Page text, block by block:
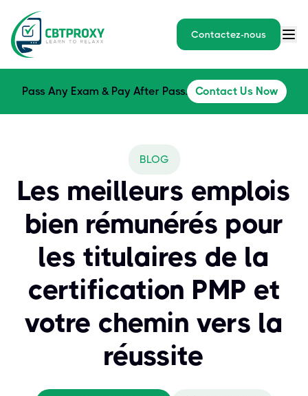
Contactez-nous
Pass Any Exam & Pay After Pass. Contact Us Now
BLOG
Les meilleurs emplois
bien rémunérés pour
les titulaires de la
certification PMP et
votre chemin vers la
réussite